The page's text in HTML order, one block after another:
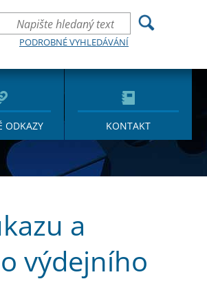
PODROBNÉ VYHLEDÁVÁNÍ
ODKAZY KONTAKT
a
výdejního